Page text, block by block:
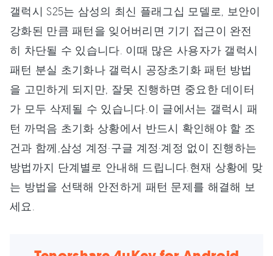
갤럭시 S25는 삼성의 최신 플래그십 모델로, 보안이
강화된 만큼 패턴을 잊어버리면 기기 접근이 완전
히 차단될 수 있습니다. 이때 많은 사용자가 갤럭시
패턴 분실 초기화나 갤럭시 공장초기화 패턴 방법
을 고민하게 되지만, 잘못 진행하면 중요한 데이터
가 모두 삭제될 수 있습니다.이 글에서는 갤럭시 패
턴 까먹음 초기화 상황에서 반드시 확인해야 할 조
건과 함께,삼성 계정·구글 계정·계정 없이 진행하는
방법까지 단계별로 안내해 드립니다.현재 상황에 맞
는 방법을 선택해 안전하게 패턴 문제를 해결해 보
세요.